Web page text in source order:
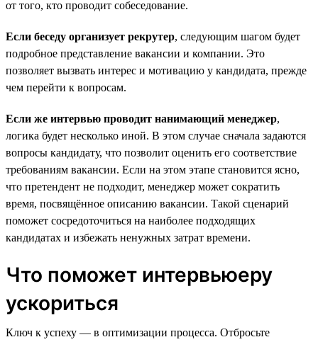
от того, кто проводит собеседование.
Если беседу организует рекрутер, следующим шагом будет
подробное представление вакансии и компании. Это
позволяет вызвать интерес и мотивацию у кандидата, прежде
чем перейти к вопросам.
Если же интервью проводит нанимающий менеджер,
логика будет несколько иной. В этом случае сначала задаются
вопросы кандидату, что позволит оценить его соответствие
требованиям вакансии. Если на этом этапе становится ясно,
что претендент не подходит, менеджер может сократить
время, посвящённое описанию вакансии. Такой сценарий
поможет сосредоточиться на наиболее подходящих
кандидатах и избежать ненужных затрат времени.
Что поможет интервьюеру
ускориться
Ключ к успеху — в оптимизации процесса. Отбросьте